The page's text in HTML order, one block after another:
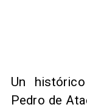
Un
Pedro de